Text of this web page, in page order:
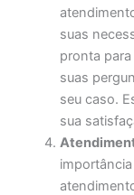
suas
pronta
suas
seu caso.
sua